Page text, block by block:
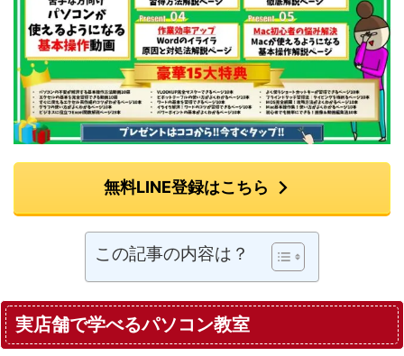
無料LINE登録はこちら
この記事の内容は？
実店舗で学べるパソコン教室